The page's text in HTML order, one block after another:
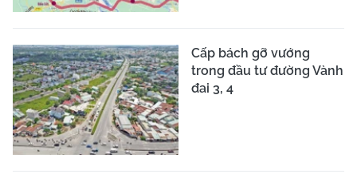
Cấp bách gỡ vướng
trong đầu tư đường Vành
đai 3, 4